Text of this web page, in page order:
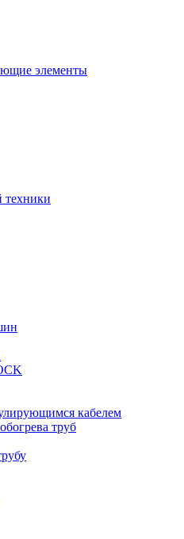
элементы
техники
кабелем
труб